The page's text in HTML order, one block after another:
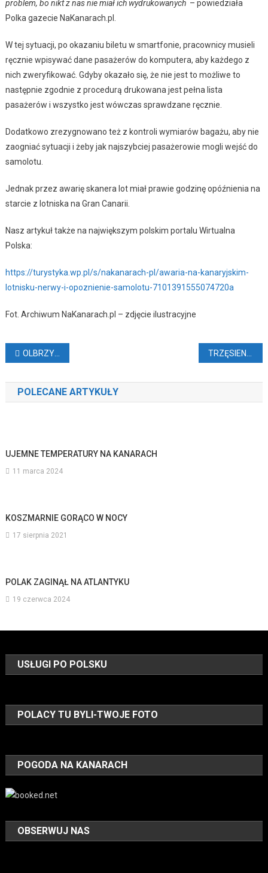
problem, bo nikt z nas nie miał ich wydrukowanych– powiedziała
Polka gazecie NaKanarach.pl.
W tej sytuacji, po okazaniu biletu w smartfonie, pracownicy musieli
ręcznie wpisywać dane pasażerów do komputera, aby każdego z
nich zweryfikować. Gdyby okazało się, że nie jest to możliwe to
następnie zgodnie z procedurą drukowana jest pełna lista
pasażerów i wszystko jest wówczas sprawdzane ręcznie.
Dodatkowo zrezygnowano też z kontroli wymiarów bagażu, aby nie
zaogniać sytuacji i żeby jak najszybciej pasażerowie mogli wejść do
samolotu.
Jednak przez awarię skanera lot miał prawie godzinę opóźnienia na
starcie z lotniska na Gran Canarii.
Nasz artykuł także na największym polskim portalu Wirtualna
Polska:
https://turystyka.wp.pl/s/nakanarach-pl/awaria-na-kanaryjskim-
lotnisku-nerwy-i-opoznienie-samolotu-7101391555074720a
Fot. Archiwum NaKanarach.pl – zdjęcie ilustracyjne
Nawigacja
wpisu
OLBRZYMIA I UNIKATOWA SZOPKA Z PIASKU
POLECANE ARTYKUŁY
UJEMNE TEMPERATURY NA KANARACH
11 marca 2024
KOSZMARNIE GORĄCO W NOCY
17 sierpnia 2021
POLAK ZAGINĄŁ NA ATLANTYKU
19 czerwca 2024
USŁUGI PO POLSKU
POLACY TU BYLI-TWOJE FOTO
POGODA NA KANARACH
OBSERWUJ NAS